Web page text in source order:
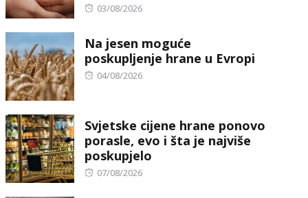
Posted
03/08/2026
Na jesen moguće
poskupljenje hrane u Evropi
Posted
04/08/2026
Svjetske cijene hrane ponovo
porasle, evo i šta je najviše
poskupjelo
Posted
07/08/2026